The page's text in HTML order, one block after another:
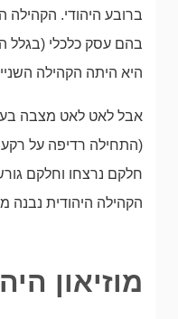
ברובע היהודי.
בהם עסק כלכלי (בגלל
היא היתה הקהילה
אבל לאט לאט מצבה
(התחילה רדיפה על
חלקם נרצחו וחלקם
הקהילה היהודית נבנה
מוזיאון